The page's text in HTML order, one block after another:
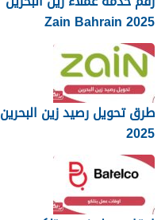
Zain Bahrain 2025
طرق تحويل رصيد زين البحرين
2025